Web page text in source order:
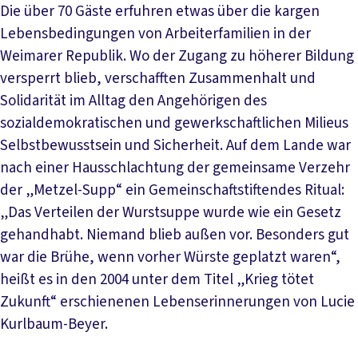
Die über 70 Gäste erfuhren etwas über die kargen
Lebensbedingungen von Arbeiterfamilien in der
Weimarer Republik. Wo der Zugang zu höherer Bildung
versperrt blieb, verschafften Zusammenhalt und
Solidarität im Alltag den Angehörigen des
sozialdemokratischen und gewerkschaftlichen Milieus
Selbstbewusstsein und Sicherheit. Auf dem Lande war
nach einer Hausschlachtung der gemeinsame Verzehr
der „Metzel-Supp“ ein Gemeinschaftstiftendes Ritual:
„Das Verteilen der Wurstsuppe wurde wie ein Gesetz
gehandhabt. Niemand blieb außen vor. Besonders gut
war die Brühe, wenn vorher Würste geplatzt waren“,
heißt es in den 2004 unter dem Titel „Krieg tötet
Zukunft“ erschienenen Lebenserinnerungen von Lucie
Kurlbaum-Beyer.